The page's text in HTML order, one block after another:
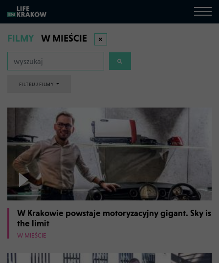
FILMY W MIEŚCIE
FILTRUJ FILMY
W Krakowie powstaje motoryzacyjny gigant. Sky is
the limit
W MIEŚCIE